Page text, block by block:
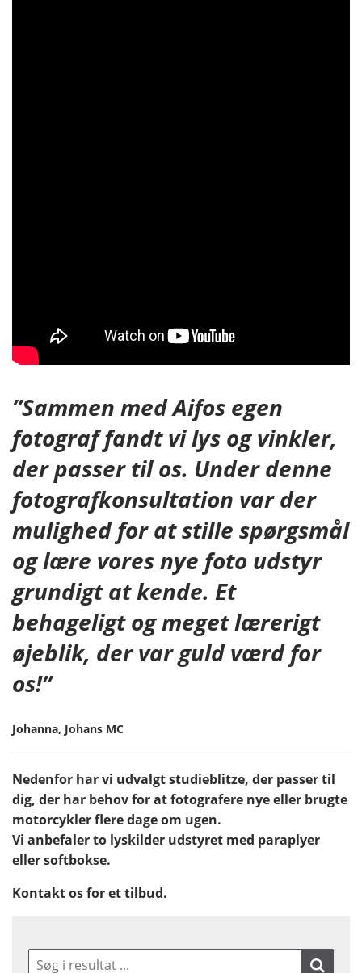
”Sammen med Aifos egen
fotograf fandt vi lys og vinkler,
der passer til os. Under denne
fotografkonsultation var der
mulighed for at stille spørgsmål
og lære vores nye foto udstyr
grundigt at kende. Et
behageligt og meget lærerigt
øjeblik, der var guld værd for
os!”
Johanna, Johans MC
Nedenfor har vi udvalgt studieblitze, der passer til
dig, der har behov for at fotografere nye eller brugte
motorcykler flere dage om ugen.
Vi anbefaler to lyskilder udstyret med paraplyer
eller softbokse.
Kontakt os for et tilbud.